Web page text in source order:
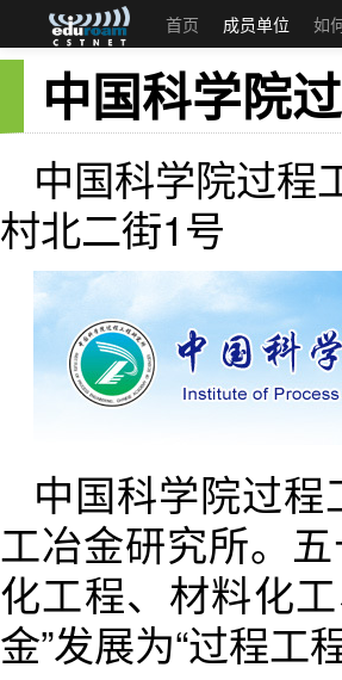
首页 成员单位 如
中国科学院
中国科学院过程
村北二街1号
中国科学院过
工冶金研究所。
化工程、材料化
金”发展为“过程工